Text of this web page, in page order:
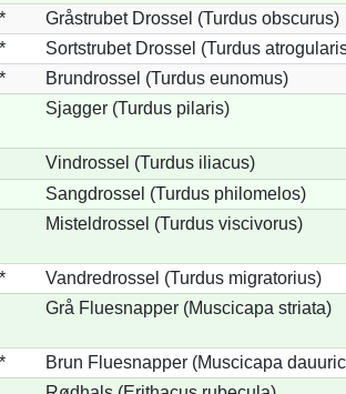
*
Gråstrubet Drossel (Turdus obscurus)
*
Sortstrubet Drossel (Turdus
*
Brundrossel (Turdus eunomus)
Sjagger (Turdus pilaris)
Vindrossel (Turdus iliacus)
Sangdrossel (Turdus philomelos)
Misteldrossel (Turdus viscivorus)
*
Vandredrossel (Turdus migratorius)
Grå Fluesnapper (Muscicapa striata)
*
Brun Fluesnapper (Muscicapa